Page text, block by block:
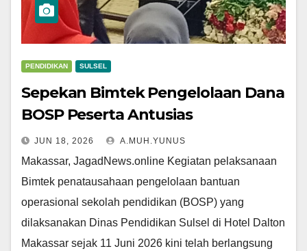
PENDIDIKAN SULSEL
Sepekan Bimtek Pengelolaan Dana
BOSP Peserta Antusias
JUN 18, 2026 A.MUH.YUNUS
Makassar, JagadNews.online Kegiatan pelaksanaan
Bimtek penatausahaan pengelolaan bantuan
operasional sekolah pendidikan (BOSP) yang
dilaksanakan Dinas Pendidikan Sulsel di Hotel Dalton
Makassar sejak 11 Juni 2026 kini telah berlangsung